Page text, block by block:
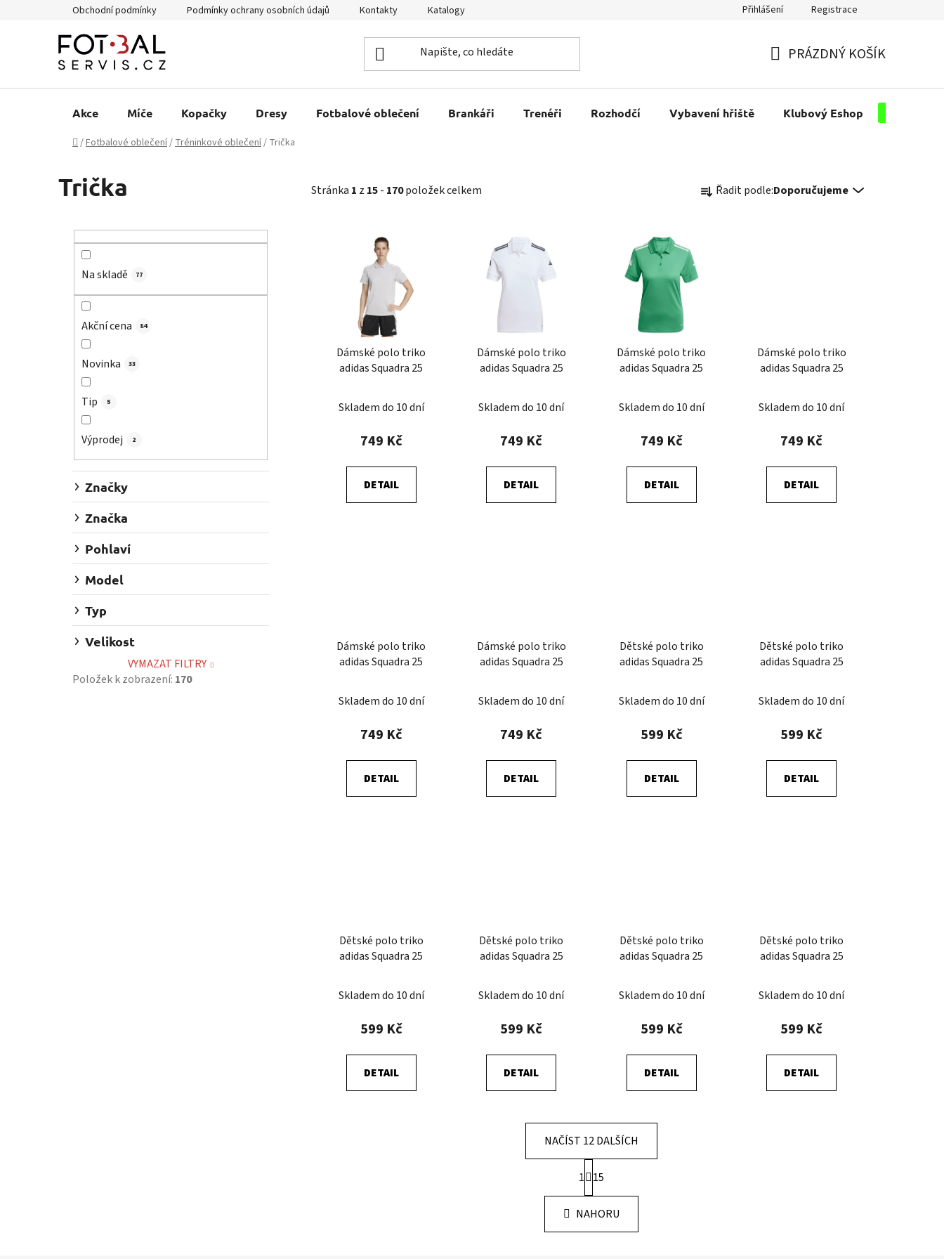
Obchodní podmínky Podmínky ochrany osobních údajů Kontakty Katalogy Přihlášení Registrace
KOŠÍK
PRÁZDNÝ KOŠÍK
Akce Míče Kopačky Dresy Fotbalové oblečení Brankáři Trenéři Rozhodčí Vybavení hřiště Klubový Eshop
Domů
/Fotbalové oblečení/Tréninkové oblečení/ Trička
Trička
Na skladě 77
Akční cena 84
Novinka 33
Tip 5
Výprodej 2
Značky
Značka
Pohlaví
Model
Typ
Velikost
VYMAZAT FILTRY
Položek k zobrazení: 170
Stránka 1 z 15- 170položek celkem
a
u
t
ů
Řadit podle:Doporučujeme
Dámské polo triko
adidas Squadra 25
Skladem do 10 dní
749 Kč
DETAIL
Dámské polo triko
adidas Squadra 25
Skladem do 10 dní
749 Kč
DETAIL
Dámské polo triko
adidas Squadra 25
Skladem do 10 dní
749 Kč
DETAIL
Dámské polo triko
adidas Squadra 25
Skladem do 10 dní
749 Kč
DETAIL
Dámské polo triko
adidas Squadra 25
Skladem do 10 dní
749 Kč
DETAIL
Dámské polo triko
adidas Squadra 25
Skladem do 10 dní
749 Kč
DETAIL
Dětské polo triko
adidas Squadra 25
Skladem do 10 dní
599 Kč
DETAIL
Dětské polo triko
adidas Squadra 25
Skladem do 10 dní
599 Kč
DETAIL
Dětské polo triko
adidas Squadra 25
Skladem do 10 dní
599 Kč
DETAIL
Dětské polo triko
adidas Squadra 25
Skladem do 10 dní
599 Kč
DETAIL
Dětské polo triko
adidas Squadra 25
Skladem do 10 dní
599 Kč
DETAIL
Dětské polo triko
adidas Squadra 25
Skladem do 10 dní
599 Kč
DETAIL
O
v
l
á
NAČÍST 12 DALŠÍCH
S
t
r
n
k
1 15
NAHORU